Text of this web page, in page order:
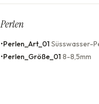
Perlen
•Perlen_Art_01 Süsswasser-
•Perlen_Größe_01 8-8,5mm